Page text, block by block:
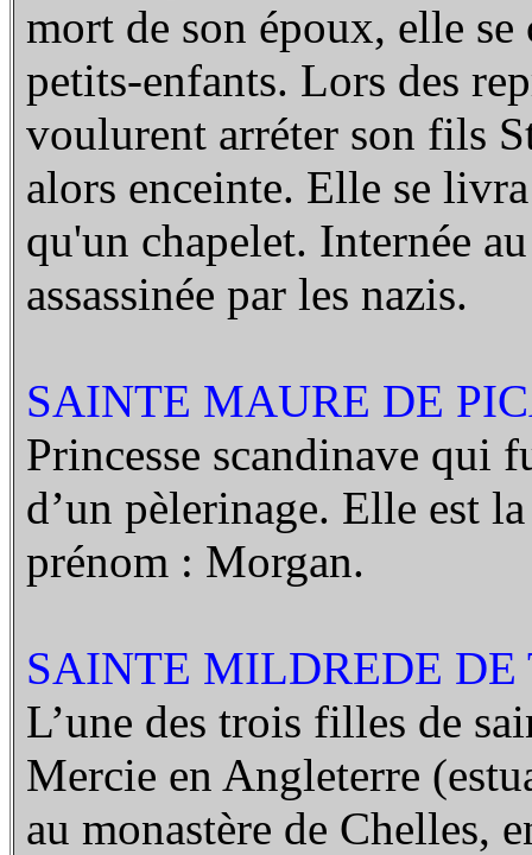
mort de son époux, elle se
petits-enfants. Lors des
voulurent arréter son fils
alors enceinte. Elle se
qu'un chapelet. Internée
assassinée par les nazis.
SAINTE MAURE DE
Princesse scandinave qui
d’un pèlerinage. Elle est
prénom : Morgan.
SAINTE MILDREDE DE
L’une des trois filles de
Mercie en Angleterre
au monastère de Chelles,